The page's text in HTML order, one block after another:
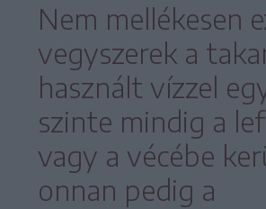
Nem mellékesen
vegyszerek a
használt vízzel
szinte mindig a
vagy a vécébe
onnan pedig a